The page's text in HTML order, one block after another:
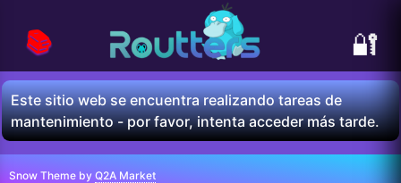
🔐
📚
Este sitio web se encuentra realizando tareas de
mantenimiento - por favor, intenta acceder más tarde.
Snow Theme by Q2A Market